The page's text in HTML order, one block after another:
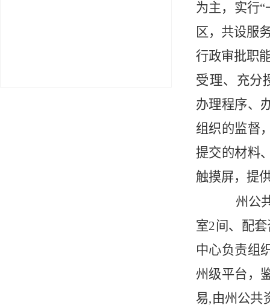
为主，实行“
区，共设服
行政审批职
受理、 充分
办理程序、
组织的监督
提交的材料
触摸屏，提
州公
室2间、配
中心负责组
州级平台，
易,由州公共